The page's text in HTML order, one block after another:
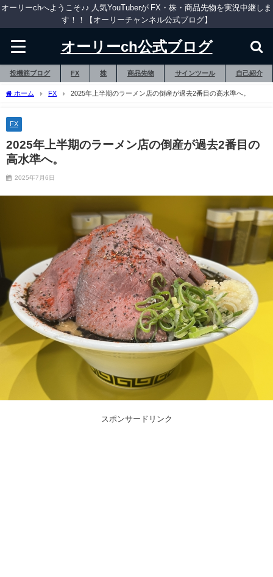
オーリーchへようこそ♪♪ 人気YouTuberが FX・株・商品先物を実況中継しま
す！！【オーリーチャンネル公式ブログ】
オーリーch公式ブログ
投機筋ブログ FX 株 商品先物 サインツール 自己紹介
ホーム FX 2025年上半期のラーメン店の倒産が過去2番目の高水準へ。
FX
2025年上半期のラーメン店の倒産が過去2番目の
高水準へ。
2025年7月6日
スポンサードリンク